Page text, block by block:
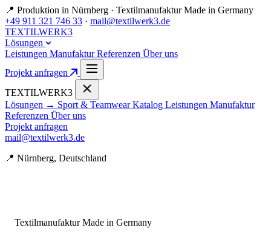
📍 Produktion in Nürnberg · Textilmanufaktur Made in Germany
+49 911 321 746 33 · mail@textilwerk3.de
TEXTILWERK3
Lösungen
Leistungen ManufakturReferenzen Über uns
Projekt anfragen
TEXTILWERK3
Lösungen → Sport & Teamwear Katalog Leistungen Manufaktur
Referenzen Über uns
Projekt anfragen
mail@textilwerk3.de
📍 Nürnberg, Deutschland
Textilmanufaktur Made in Germany